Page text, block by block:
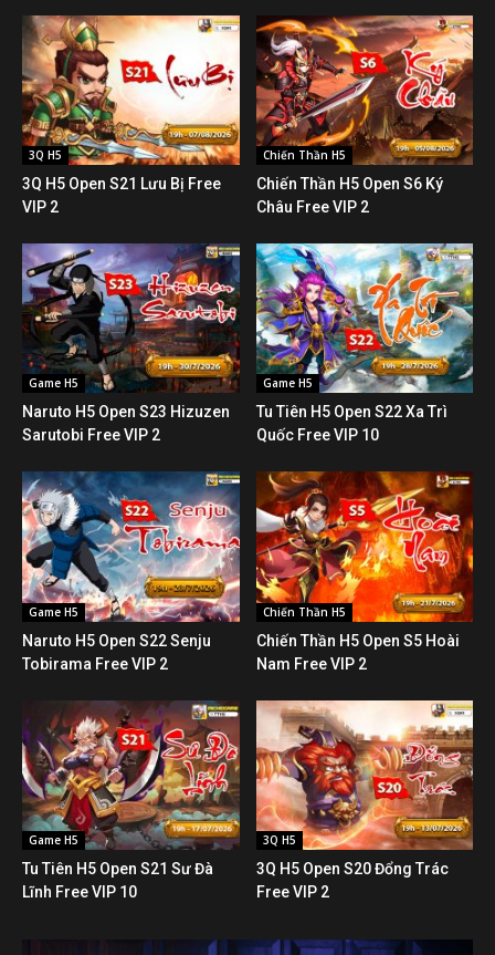
3Q H5
3Q H5 Open S21 Lưu Bị Free
VIP 2
Chiến Thần H5
Chiến Thần H5 Open S6 Ký
Châu Free VIP 2
Game H5
Naruto H5 Open S23 Hizuzen
Sarutobi Free VIP 2
Game H5
Tu Tiên H5 Open S22 Xa Trì
Quốc Free VIP 10
Game H5
Naruto H5 Open S22 Senju
Tobirama Free VIP 2
Chiến Thần H5
Chiến Thần H5 Open S5 Hoài
Nam Free VIP 2
Game H5
Tu Tiên H5 Open S21 Sư Đà
Lĩnh Free VIP 10
3Q H5
3Q H5 Open S20 Đổng Trác
Free VIP 2